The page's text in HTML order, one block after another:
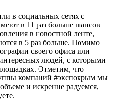
в социальных сетях с
в 11 раз больше шансов
в новостной ленте,
в 5 раз больше. Помимо
своего офиса или
людей, с которыми
Отметим, что
компаний #экспокрым мы
и искренне радуемся,